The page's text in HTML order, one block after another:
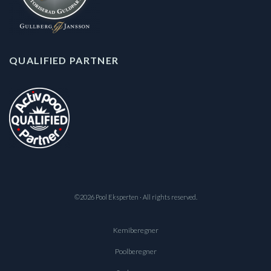
QUALIFIED PARTNER
©2026 Pool Eksperten · All rights reserved.
Kemiberegner
Poolberegner